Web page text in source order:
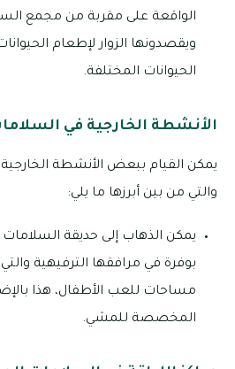
الواقعة على مقربة من مجمع
ويقصدونها الزوار لإطعام
الحيوانات المختلفة.
الأنشطة الخارجية في
يمكن القيام ببعض الأنشطة
والتي من بين أبرزها ما يلي:
يمكن الذهاب إلى حديقة السلامات
بوفرة في مرافقها الترفيهية
مساحات للعب الأطفال، هذا
المخصصة للمشي.